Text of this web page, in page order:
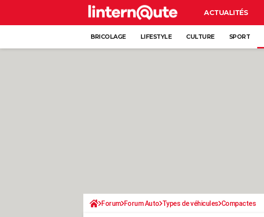
ACTUALITÉS
BRICOLAGE LIFESTYLE CULTURE SPORT
Forum Forum Auto Types de véhicules Compactes